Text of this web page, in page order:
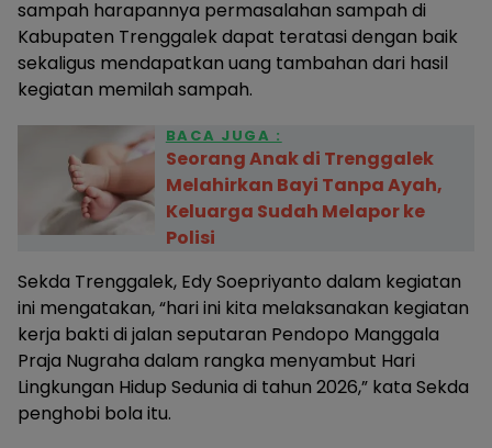
sampah harapannya permasalahan sampah di
Kabupaten Trenggalek dapat teratasi dengan baik
sekaligus mendapatkan uang tambahan dari hasil
kegiatan memilah sampah.
BACA JUGA :
Seorang Anak di Trenggalek
Melahirkan Bayi Tanpa Ayah,
Keluarga Sudah Melapor ke
Polisi
Sekda Trenggalek, Edy Soepriyanto dalam kegiatan
ini mengatakan, “hari ini kita melaksanakan kegiatan
kerja bakti di jalan seputaran Pendopo Manggala
Praja Nugraha dalam rangka menyambut Hari
Lingkungan Hidup Sedunia di tahun 2026,” kata Sekda
penghobi bola itu.